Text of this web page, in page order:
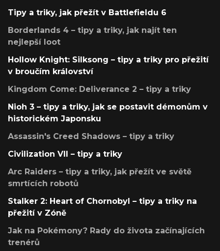
Tipy a triky, jak přežít v Battlefieldu 6
Borderlands 4 – tipy a triky, jak najít ten
nejlepší loot
Hollow Knight: Silksong – tipy a triky pro přežití
v broučím království
Kingdom Come: Deliverance 2 – tipy a triky
Nioh 3 – tipy a triky, jak se postavit démonům v
historickém Japonsku
Assassin's Creed Shadows – tipy a triky
Civilization VII – tipy a triky
Arc Raiders – tipy a triky, jak přežít ve světě
smrtících robotů
Stalker 2: Heart of Chornobyl – tipy a triky na
přežití v Zóně
Jak na Pokémony? Rady do života začínajících
trenérů